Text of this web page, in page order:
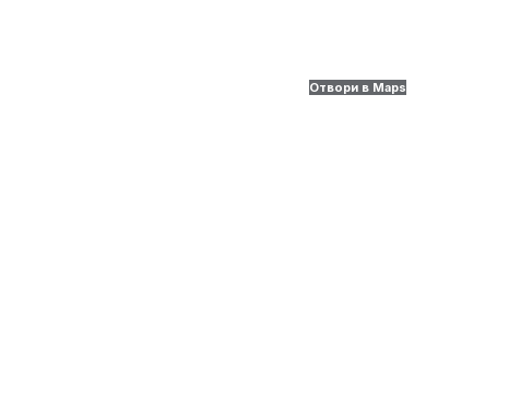
Отвори в Maps